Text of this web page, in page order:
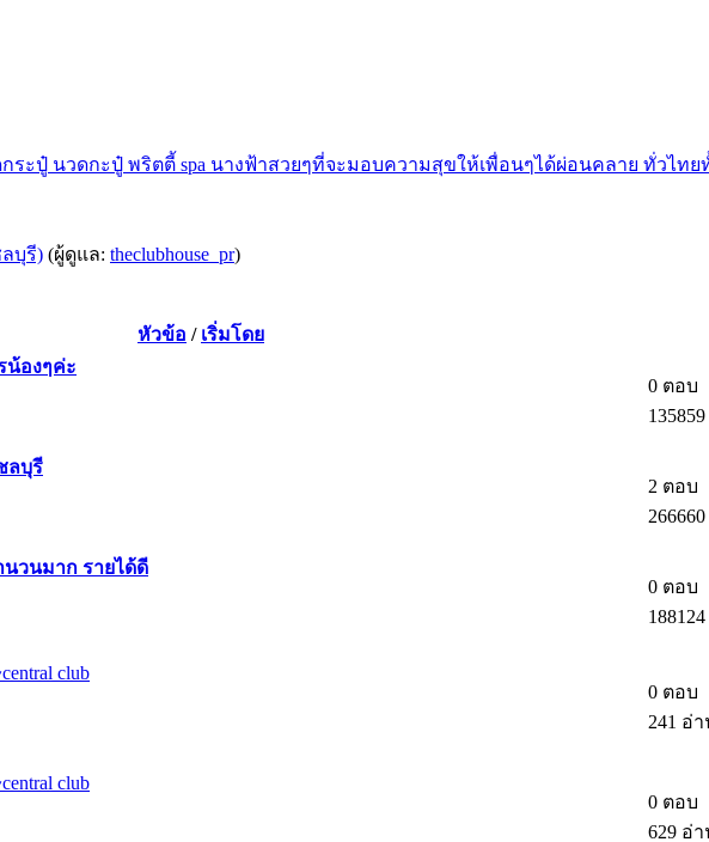
กระปู๋ นวดกะปู๋ พริตตี้ spa นางฟ้าสวยๆที่จะมอบความสุขให้เพื่อนๆได้ผ่อนคลาย ทั่วไทย
ลบุรี) (ผู้ดูแล: theclubhouse_pr)
หัวข้อ / เริ่มโดย
น้องๆค่ะ
0 ตอบ
ลบุรี
2 ตอบ
วนมาก รายได้ดี
0 ตอบ
club
0 ตอบ
241 อ่
club
0 ตอบ
629 อ่